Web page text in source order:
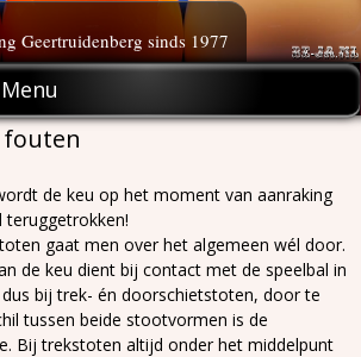
Geertruidenberg sinds 1977
fouten
de keu op het moment van aanraking
teruggetrokken!
gaat men over het algemeen wél door.
de keu dient bij contact met de speelbal in
bij trek- én doorschietstoten, door te
tussen beide stootvormen is de
Bij trekstoten altijd onder het middelpunt